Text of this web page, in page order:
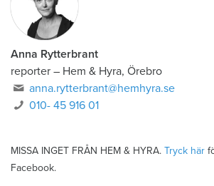
Anna Rytterbrant
reporter – Hem & Hyra, Örebro
anna.rytterbrant@hemhyra.se
010- 45 916 01
MISSA INGET FRÅN HEM & HYRA. Tryck här
Facebook.